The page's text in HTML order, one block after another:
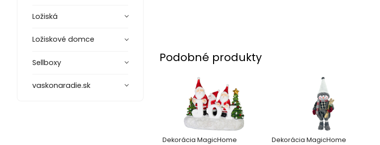
Ložiská
Ložiskové domce
Sellboxy
vaskonaradie.sk
Podobné produkty
Dekorácia MagicHome
Dekorácia MagicHome